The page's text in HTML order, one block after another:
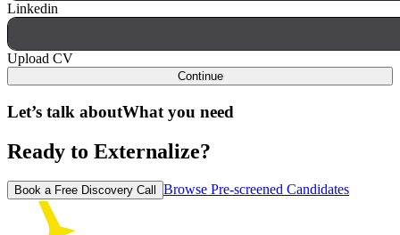
Linkedin
Upload CV
Continue
Let’s talk aboutWhat you need
Ready to Externalize?
Book a Free Discovery Call Browse Pre-screened Candidates